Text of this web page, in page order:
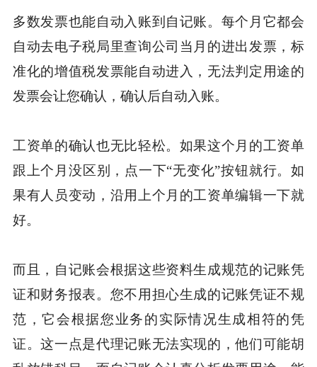
多数发票也能自动入账到自记账。每个月它都会
自动去电子税局里查询公司当月的进出发票，标
准化的增值税发票能自动进入，无法判定用途的
发票会让您确认，确认后自动入账。
工资单的确认也无比轻松。如果这个月的工资单
跟上个月没区别，点一下“无变化”按钮就行。如
果有人员变动，沿用上个月的工资单编辑一下就
好。
而且，自记账会根据这些资料生成规范的记账凭
证和财务报表。您不用担心生成的记账凭证不规
范，它会根据您业务的实际情况生成相符的凭
证。这一点是代理记账无法实现的，他们可能胡